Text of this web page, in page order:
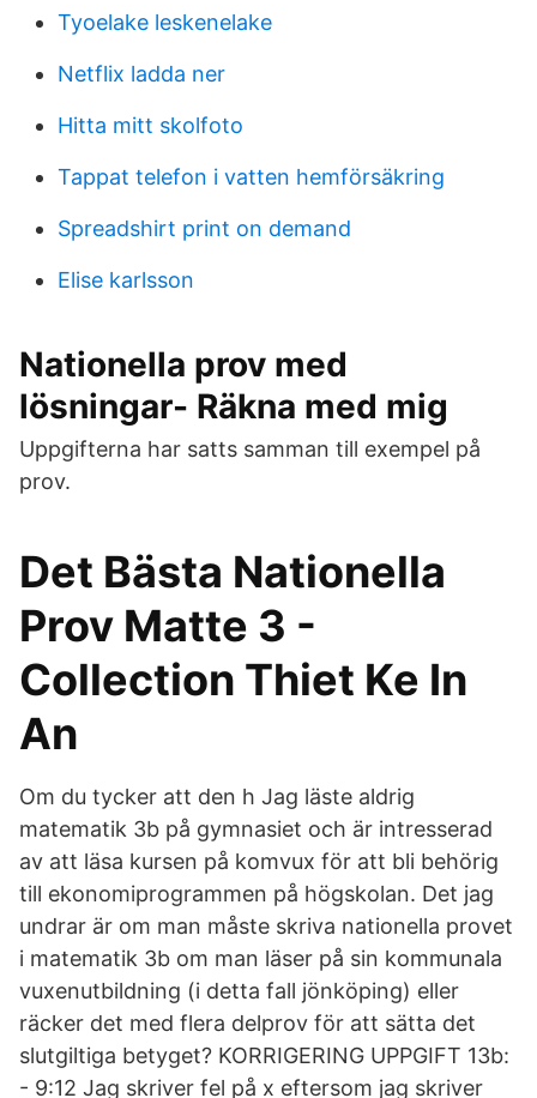
Tyoelake leskenelake
Netflix ladda ner
Hitta mitt skolfoto
Tappat telefon i vatten hemförsäkring
Spreadshirt print on demand
Elise karlsson
Nationella prov med
lösningar- Räkna med mig
Uppgifterna har satts samman till exempel på
prov.
Det Bästa Nationella
Prov Matte 3 -
Collection Thiet Ke In
An
Om du tycker att den h Jag läste aldrig
matematik 3b på gymnasiet och är intresserad
av att läsa kursen på komvux för att bli behörig
till ekonomiprogrammen på högskolan. Det jag
undrar är om man måste skriva nationella provet
i matematik 3b om man läser på sin kommunala
vuxenutbildning (i detta fall jönköping) eller
räcker det med flera delprov för att sätta det
slutgiltiga betyget? KORRIGERING UPPGIFT 13b:
- 9:12 Jag skriver fel på x eftersom jag skriver